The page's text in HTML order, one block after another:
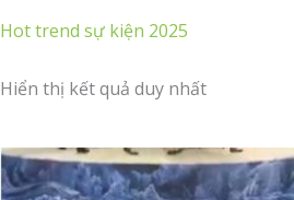
Hot trend sự kiện 2025
Hiển thị kết quả duy nhất